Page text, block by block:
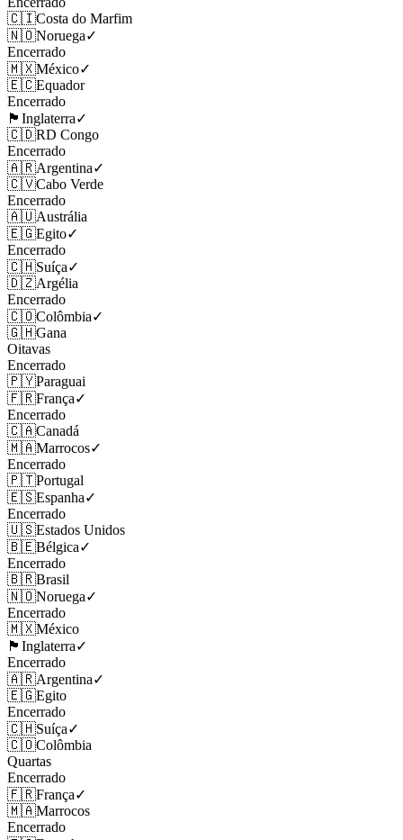
🇨🇮Costa do Marfim
🇳🇴Noruega✓
Encerrado
🇲🇽México✓
🇪🇨Equador
Encerrado
🏴󠁧󠁢󠁥󠁮󠁧󠁿 Inglaterra✓
🇨🇩RD Congo
Encerrado
🇦🇷Argentina✓
🇨🇻Cabo Verde
Encerrado
🇦🇺Austrália
🇪🇬Egito✓
Encerrado
🇨🇭Suíça✓
🇩🇿Argélia
Encerrado
🇨🇴Colômbia✓
🇬🇭Gana
Oitavas
Encerrado
🇵🇾Paraguai
🇫🇷França✓
Encerrado
🇨🇦Canadá
🇲🇦Marrocos✓
Encerrado
🇵🇹Portugal
🇪🇸Espanha✓
Encerrado
🇺🇸Estados Unidos
🇧🇪Bélgica✓
Encerrado
🇧🇷Brasil
🇳🇴Noruega✓
Encerrado
🇲🇽México
🏴󠁧󠁢󠁥󠁮󠁧󠁿 Inglaterra✓
Encerrado
🇦🇷Argentina✓
🇪🇬Egito
Encerrado
🇨🇭Suíça✓
🇨🇴Colômbia
Quartas
Encerrado
🇫🇷França✓
🇲🇦Marrocos
Encerrado